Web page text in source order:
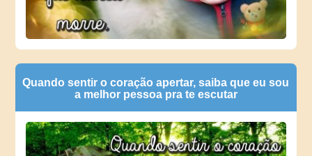
Quando sentir o coração apertar, saiba que eu sou
a melhor pessoa pra te escutar